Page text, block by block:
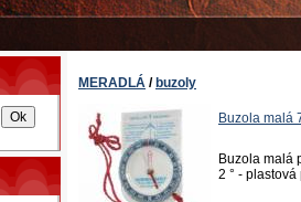
MERADLÁ / buzoly
Buzola malá
Buzola malá
2 ° -